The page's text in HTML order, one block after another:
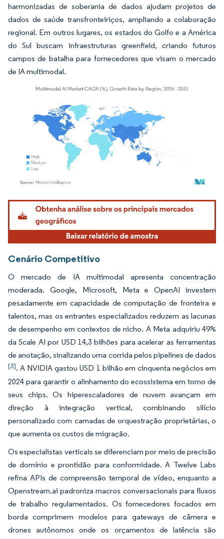
harmonizadas de soberania de dados ajudam projetos de
dados de saúde transfronteiriços, ampliando a colaboração
regional. Em outros lugares, os estados do Golfo e a América
do Sul buscam infraestruturas greenfield, criando futuros
campos de batalha para fornecedores que visam o mercado
de IA multimodal.
Imagem © Mordor Intelligence. O reuso requer atribuição conforme CC BY 4.0.
Cenário Competitivo
O mercado de IA multimodal apresenta concentração
moderada. Google, Microsoft, Meta e OpenAI investem
pesadamente em capacidade de computação de fronteira e
talentos, mas os entrantes especializados reduzem as lacunas
de desempenho em contextos de nicho. A Meta adquiriu 49%
da Scale AI por USD 14,3 bilhões para acelerar as ferramentas
de anotação, sinalizando uma corrida pelos pipelines de dados
[3]. A NVIDIA gastou USD 1 bilhão em cinquenta negócios em
2024 para garantir o alinhamento do ecossistema em torno de
seus chips. Os hiperescaladores de nuvem avançam em
direção à integração vertical, combinando silício
personalizado com camadas de orquestração proprietárias, o
que aumenta os custos de migração.
Os especialistas verticais se diferenciam por meio de precisão
de domínio e prontidão para conformidade. A Twelve Labs
refina APIs de compreensão temporal de vídeo, enquanto a
Openstream.ai padroniza macros conversacionais para fluxos
de trabalho regulamentados. Os fornecedores focados em
borda comprimem modelos para gateways de câmera e
drones autônomos onde os orçamentos de latência são